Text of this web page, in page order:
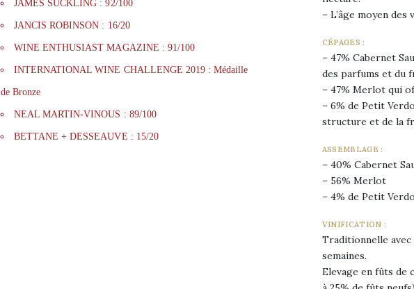
JAMES SUCKLING : 92/100
JANCIS ROBINSON : 16/20
WINE ENTHUSIAST MAGAZINE : 91/100
INTERNATIONAL WINE CHALLENGE 2019 : Médaille
de Bronze
NEAL MARTIN-VINOUS : 89/100
BETTANE + DESSEAUVE : 15/20
– L’âge moyen des
CÉPAGES :
– 47% Cabernet
des parfums et du
– 47% Merlot qui
– 6% de Petit
structure et de la
ASSEMBLAGE :
– 40% Cabernet
– 56% Merlot
– 4% de Petit
VINIFICATION :
Traditionnelle avec
semaines.
Elevage en fûts de